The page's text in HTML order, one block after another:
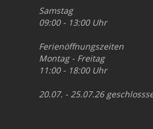
Samstag
09:00 - 13:00 Uhr
Ferienöffnungszeiten
Montag - Freitag
11:00 - 18:00 Uhr
20.07. - 25.07.26